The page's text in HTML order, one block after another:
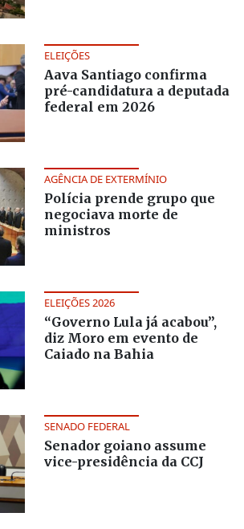
ELEIÇÕES
Aava Santiago confirma
pré-candidatura a deputada
federal em 2026
AGÊNCIA DE EXTERMÍNIO
Polícia prende grupo que
negociava morte de
ministros
ELEIÇÕES 2026
“Governo Lula já acabou”,
diz Moro em evento de
Caiado na Bahia
SENADO FEDERAL
Senador goiano assume
vice-presidência da CCJ